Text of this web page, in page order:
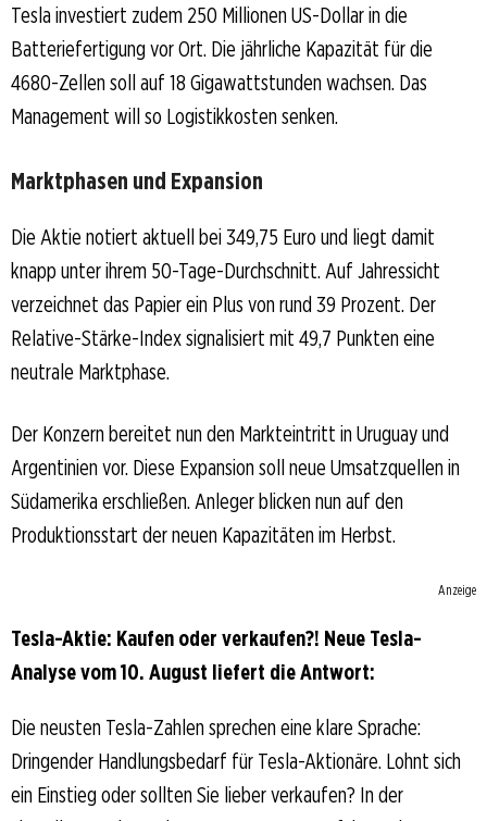
Tesla investiert zudem 250 Millionen US-Dollar in die
Batteriefertigung vor Ort. Die jährliche Kapazität für die
4680-Zellen soll auf 18 Gigawattstunden wachsen. Das
Management will so Logistikkosten senken.
Marktphasen und Expansion
Die Aktie notiert aktuell bei 349,75 Euro und liegt damit
knapp unter ihrem 50-Tage-Durchschnitt. Auf Jahressicht
verzeichnet das Papier ein Plus von rund 39 Prozent. Der
Relative-Stärke-Index signalisiert mit 49,7 Punkten eine
neutrale Marktphase.
Der Konzern bereitet nun den Markteintritt in Uruguay und
Argentinien vor. Diese Expansion soll neue Umsatzquellen in
Südamerika erschließen. Anleger blicken nun auf den
Produktionsstart der neuen Kapazitäten im Herbst.
Anzeige
Tesla-Aktie: Kaufen oder verkaufen?! Neue Tesla-
Analyse vom 10. August liefert die Antwort:
Die neusten Tesla-Zahlen sprechen eine klare Sprache:
Dringender Handlungsbedarf für Tesla-Aktionäre. Lohnt sich
ein Einstieg oder sollten Sie lieber verkaufen? In der